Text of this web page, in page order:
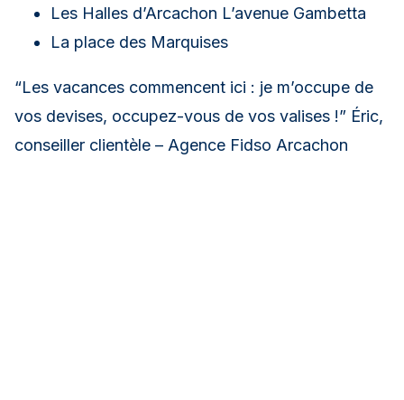
Les Halles d’Arcachon L’avenue Gambetta
La place des Marquises
“Les vacances commencent ici : je m’occupe de
vos devises, occupez-vous de vos valises !” Éric,
conseiller clientèle – Agence Fidso Arcachon